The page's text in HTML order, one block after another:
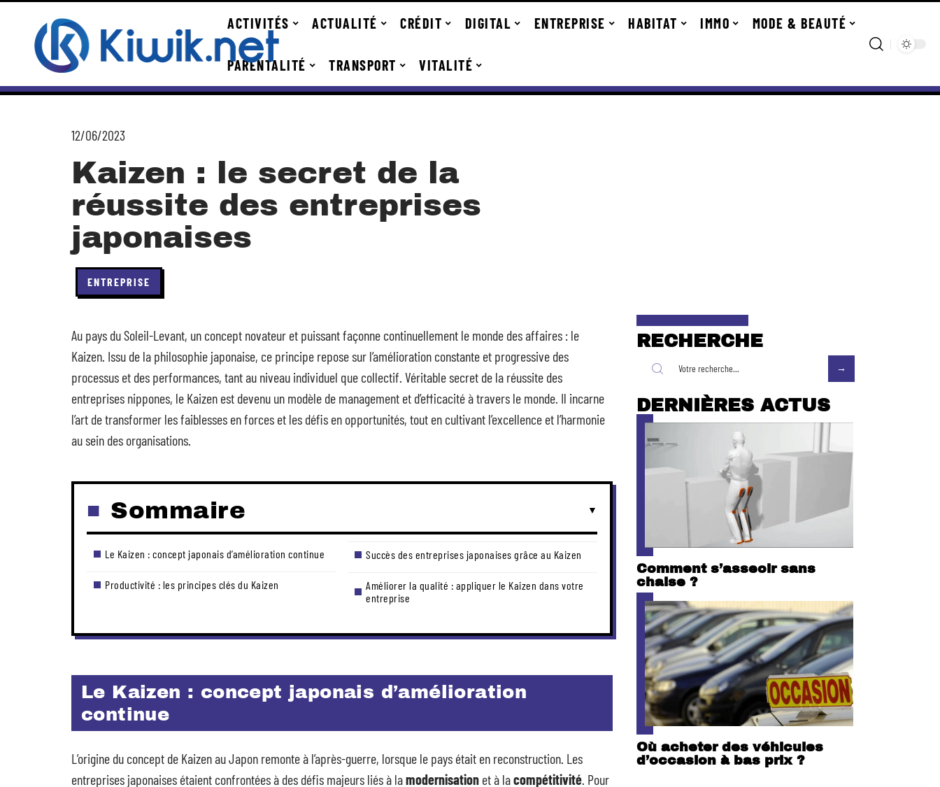
ACTIVITÉS ACTUALITÉ CRÉDIT DIGITAL ENTREPRISE HABITAT IMMO MODE & BEAUTÉ
PARENTALITÉ TRANSPORT VITALITÉ
12/06/2023
Kaizen : le secret de la
réussite des entreprises
japonaises
ENTREPRISE
Au pays du Soleil-Levant, un concept novateur et puissant façonne continuellement le monde des affaires : le
Kaizen. Issu de la philosophie japonaise, ce principe repose sur l’amélioration constante et progressive des
processus et des performances, tant au niveau individuel que collectif. Véritable secret de la réussite des
entreprises nippones, le Kaizen est devenu un modèle de management et d’efficacité à travers le monde. Il incarne
l’art de transformer les faiblesses en forces et les défis en opportunités, tout en cultivant l’excellence et l’harmonie
au sein des organisations.
Sommaire
Le Kaizen : concept japonais d’amélioration continue
Productivité : les principes clés du Kaizen
Succès des entreprises japonaises grâce au Kaizen
Améliorer la qualité : appliquer le Kaizen dans votre
entreprise
Le Kaizen : concept japonais d’amélioration
continue
L’origine du concept de Kaizen au Japon remonte à l’après-guerre, lorsque le pays était en reconstruction. Les
entreprises japonaises étaient confrontées à des défis majeurs liés à lamodernisation et à lacompétitivité. Pour
RECHERCHE
DERNIÈRES ACTUS
Comment s’asseoir sans
chaise ?
Où acheter des véhicules
d’occasion à bas prix ?